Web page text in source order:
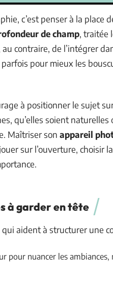
c’est penser à la place
de champ, traitée
contraire, de l’intégrer
pour mieux les
à positionner le sujet
qu’elles soient
Maîtriser son appareil
sur l’ouverture, choisir
à garder en tête
aident à structurer une
pour nuancer les